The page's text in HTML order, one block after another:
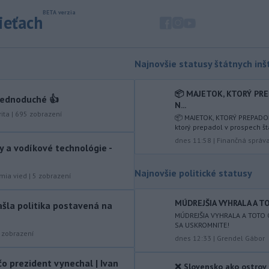
kontroverzným plánom predať
podiely na budúcich ziskoch z
investorom. Na stretnutí v Rabate
členovia FIFA plne podporili
prezidenta Gianniho Infantina.
Americký štát Nové Mexiko v
spravodlivosti USA a povereného
ministra Todda Blanchea. Tvrdí, že
vyšetrovaní sexuálnych trestných činov
odsúdeného sexuálneho delikventa
Jeffreyho Epsteina.
ministerstva životného prostredia
👍
| 695 zobrazení
a vodíkové technológie -
vied | 5 zobrazení
politika postavená na
zobrazení
prezident vynechal | Ivan
Najnovšie statusy štátnych
📦 MAJETOK, KTORÝ
N...
📦 MAJETOK, KTORÝ
ktorý prepadol v prospech
dnes 11:58 | Finančná správa
Najnovšie politické statusy
MÚDREJŠIA VYHRALA A
MÚDREJŠIA VYHRALA A
SA USKROMNITE!
dnes 12:33 | Grendel Gábor
❌ Slovensko ako